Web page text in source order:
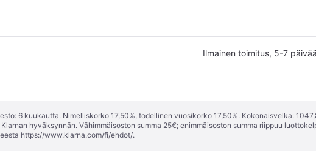
Ilmainen toimitus, 5-7 päivää
6 kuukautta. Nimelliskorko 17,50%, todellinen vuosikorko 17,50%. Kokonaisvelka:
hyväksynnän. Vähimmäisoston summa 25€; enimmäisoston summa riippuu
https://www.klarna.com/fi/ehdot/.